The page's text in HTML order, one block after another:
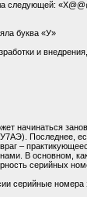
следующей:
буква «У»
и
начинаться
Последнее,
–
В основном,
серийных
серийные номера